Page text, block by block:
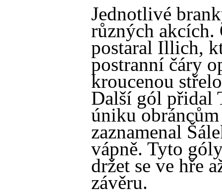
Jednotlivé
různých akcích.
postaral Illich,
postranní čáry
kroucenou
Další gól přidal
úniku
zaznamenal
vápně. Tyto
držet se ve hře
závěru.